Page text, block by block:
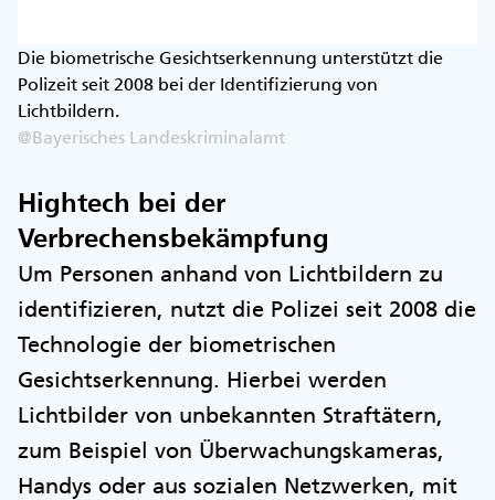
Die biometrische Gesichtserkennung unterstützt die
Polizeit seit 2008 bei der Identifizierung von
Lichtbildern.
@Bayerisches Landeskriminalamt
Hightech bei der
Verbrechensbekämpfung
Um Personen anhand von Lichtbildern zu
identifizieren, nutzt die Polizei seit 2008 die
Technologie der biometrischen
Gesichtserkennung. Hierbei werden
Lichtbilder von unbekannten Straftätern,
zum Beispiel von Überwachungskameras,
Handys oder aus sozialen Netzwerken, mit